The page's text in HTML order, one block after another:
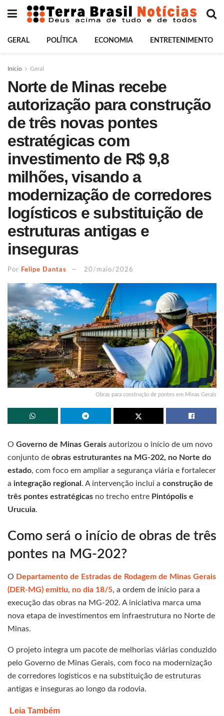
GERAL POLÍTICA ECONOMIA ENTRETENIMENTO
Início Geral
Norte de Minas recebe
autorização para construção
de três novas pontes
estratégicas com
investimento de R$ 9,8
milhões, visando a
modernização de corredores
logísticos e substituição de
estruturas antigas e
inseguras
Por Felipe Dantas 20/maio/2026
Obras para construção de pontes em Minas Gerais
O Governo de Minas Gerais autorizou o início de um novo
conjunto de obras estruturantes na MG-202, no Norte do
estado, com foco em ampliar a segurança viária e fortalecer
a integração regional . A intervenção inclui a construção de
três pontes estratégicas no trecho entre Pintópolis e
Urucuia.
Como será o início de obras de três
pontes na MG-202?
O Departamento de Estradas de Rodagem de Minas Gerais
(DER-MG) emitiu, no dia 18/5, a ordem de início para a
execução das obras na MG-202. A iniciativa marca uma
nova etapa de investimentos em infraestrutura no Norte de
Minas.
O projeto integra um pacote de melhorias viárias conduzido
pelo Governo de Minas Gerais, com foco na modernização
de corredores logísticos e na substituição de estruturas
antigas e inseguras ao longo da rodovia.
Leia Também